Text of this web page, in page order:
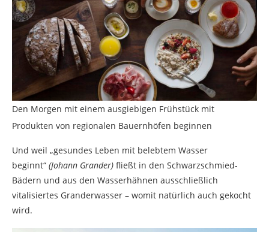
Den Morgen mit einem ausgiebigen Frühstück mit
Produkten von regionalen Bauernhöfen beginnen
Und weil „gesundes Leben mit belebtem Wasser
beginnt“ (Johann Grander) fließt in den Schwarzschmied-
Bädern und aus den Wasserhähnen ausschließlich
vitalisiertes Granderwasser – womit natürlich auch gekocht
wird.